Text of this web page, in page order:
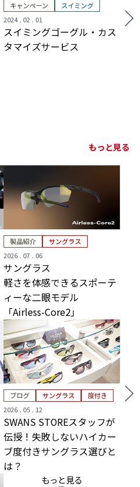
キャンペーン
スイミング
2024 . 02 . 01
スイミングゴーグル・カス
タマイズサービス
もっと見る
製品紹介
サングラス
2026 . 07 . 06
サングラス
軽さを体感できるスポーテ
ィーな二眼モデル
「Airless-Core2」
ブログ サングラス
度付き
2026 . 05 . 12
SWANS STOREスタッフが
伝授！失敗しないハイカー
ブ度付きサングラス選びと
は？
もっと見る